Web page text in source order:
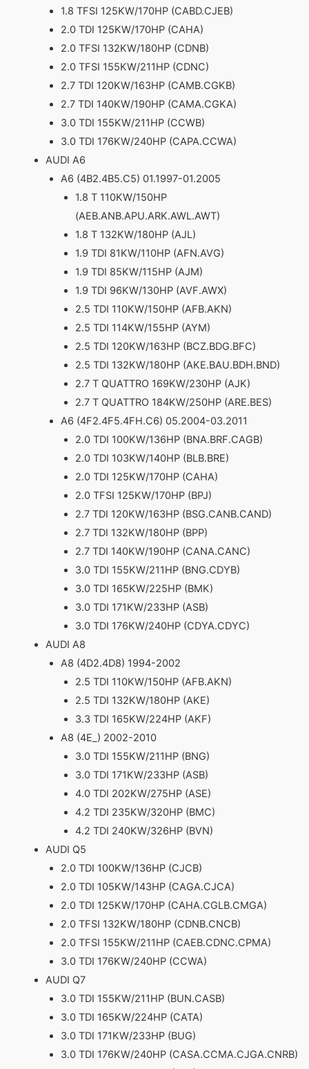
1.8 TFSI 125KW/170HP (CABD.CJEB)
2.0 TDI 125KW/170HP (CAHA)
2.0 TFSI 132KW/180HP (CDNB)
2.0 TFSI 155KW/211HP (CDNC)
2.7 TDI 120KW/163HP (CAMB.CGKB)
2.7 TDI 140KW/190HP (CAMA.CGKA)
3.0 TDI 155KW/211HP (CCWB)
3.0 TDI 176KW/240HP (CAPA.CCWA)
AUDI A6
A6 (4B2.4B5.C5) 01.1997-01.2005
1.8 T 110KW/150HP
(AEB.ANB.APU.ARK.AWL.AWT)
1.8 T 132KW/180HP (AJL)
1.9 TDI 81KW/110HP (AFN.AVG)
1.9 TDI 85KW/115HP (AJM)
1.9 TDI 96KW/130HP (AVF.AWX)
2.5 TDI 110KW/150HP (AFB.AKN)
2.5 TDI 114KW/155HP (AYM)
2.5 TDI 120KW/163HP (BCZ.BDG.BFC)
2.5 TDI 132KW/180HP (AKE.BAU.BDH.BND)
2.7 T QUATTRO 169KW/230HP (AJK)
2.7 T QUATTRO 184KW/250HP (ARE.BES)
A6 (4F2.4F5.4FH.C6) 05.2004-03.2011
2.0 TDI 100KW/136HP (BNA.BRF.CAGB)
2.0 TDI 103KW/140HP (BLB.BRE)
2.0 TDI 125KW/170HP (CAHA)
2.0 TFSI 125KW/170HP (BPJ)
2.7 TDI 120KW/163HP (BSG.CANB.CAND)
2.7 TDI 132KW/180HP (BPP)
2.7 TDI 140KW/190HP (CANA.CANC)
3.0 TDI 155KW/211HP (BNG.CDYB)
3.0 TDI 165KW/225HP (BMK)
3.0 TDI 171KW/233HP (ASB)
3.0 TDI 176KW/240HP (CDYA.CDYC)
AUDI A8
A8 (4D2.4D8) 1994-2002
2.5 TDI 110KW/150HP (AFB.AKN)
2.5 TDI 132KW/180HP (AKE)
3.3 TDI 165KW/224HP (AKF)
A8 (4E_) 2002-2010
3.0 TDI 155KW/211HP (BNG)
3.0 TDI 171KW/233HP (ASB)
4.0 TDI 202KW/275HP (ASE)
4.2 TDI 235KW/320HP (BMC)
4.2 TDI 240KW/326HP (BVN)
AUDI Q5
2.0 TDI 100KW/136HP (CJCB)
2.0 TDI 105KW/143HP (CAGA.CJCA)
2.0 TDI 125KW/170HP (CAHA.CGLB.CMGA)
2.0 TFSI 132KW/180HP (CDNB.CNCB)
2.0 TFSI 155KW/211HP (CAEB.CDNC.CPMA)
3.0 TDI 176KW/240HP (CCWA)
AUDI Q7
3.0 TDI 155KW/211HP (BUN.CASB)
3.0 TDI 165KW/224HP (CATA)
3.0 TDI 171KW/233HP (BUG)
3.0 TDI 176KW/240HP (CASA.CCMA.CJGA.CNRB)